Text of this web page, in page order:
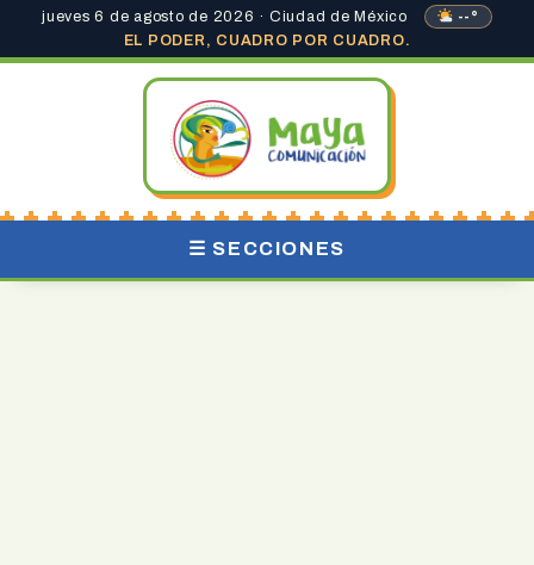
jueves 6 de agosto de 2026 · Ciudad de México
--°
EL PODER, CUADRO POR CUADRO.
☰ SECCIONES